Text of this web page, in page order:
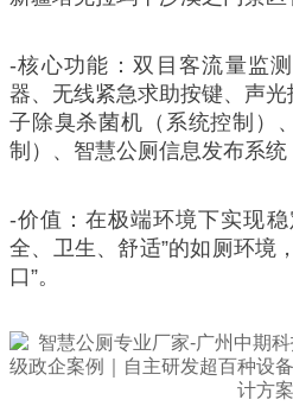
-核心功能：双目客流量监
器、无线紧急求助按键、声
子除臭杀菌机（系统控制）
制）、智慧公厕信息发布系统
-价值：在极端环境下实现
全、卫生、舒适”的如厕环境
口”。